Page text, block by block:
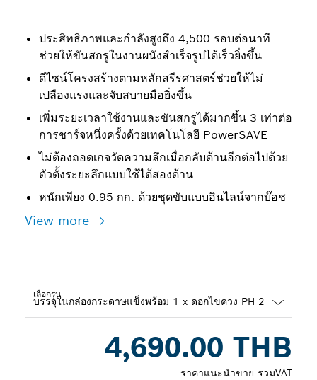
ประสิทธิภาพและกำลังสูงถึง 4,500 รอบต่อนาที
ช่วยให้ขันสกรูในงานผนังสำเร็จรูปได้เร็วยิ่งขึ้น
ดีไซน์โครงสร้างตามหลักสรีรศาสตร์ช่วยให้ไม่
เปลืองแรงและจับสบายมือยิ่งขึ้น
เพิ่มระยะเวลาใช้งานและขันสกรูได้มากขึ้น 3 เท่าต่อ
การชาร์จหนึ่งครั้งด้วยเทคโนโลยี PowerSAVE
ไม่ต้องถอดเกจวัดความลึกเมื่อกลับด้านอีกต่อไปด้วย
ตัวตั้งระยะลึกแบบใช้ได้สองด้าน
หนักเพียง 0.95 กก. ด้วยชุดขับแบบอินไลน์จากบ๊อช
View more
เลือกรุ่น
4,690.00 THB
ราคาแนะนำขาย รวมVAT